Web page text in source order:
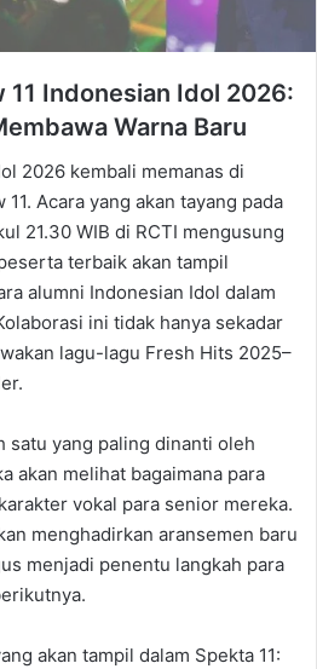
11 Indonesian Idol 2026:
Warna Baru
2026 kembali memanas di
Acara yang akan tayang pada
21.30 WIB di RCTI mengusung
terbaik akan tampil
alumni Indonesian Idol dalam
ini tidak hanya sekadar
lagu-lagu Fresh Hits 2025–
satu yang paling dinanti oleh
akan melihat bagaimana para
vokal para senior mereka.
menghadirkan aransemen baru
menjadi penentu langkah para
akan tampil dalam Spekta 11: